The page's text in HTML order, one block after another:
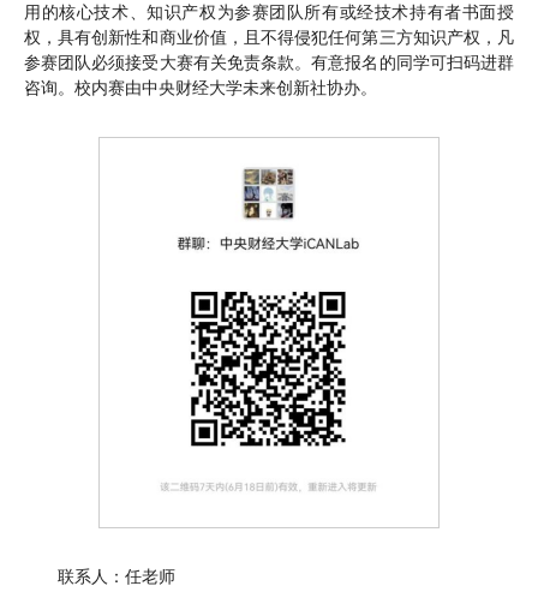
用的核心技术、知识产权为参赛团队所有或经技术持有者书面授
权，具有创新性和商业价值，且不得侵犯任何第三方知识产权，凡
参赛团队必须接受大赛有关免责条款。有意报名的同学可扫码进群
咨询。校内赛由中央财经大学未来创新社协办。
联系人：任老师